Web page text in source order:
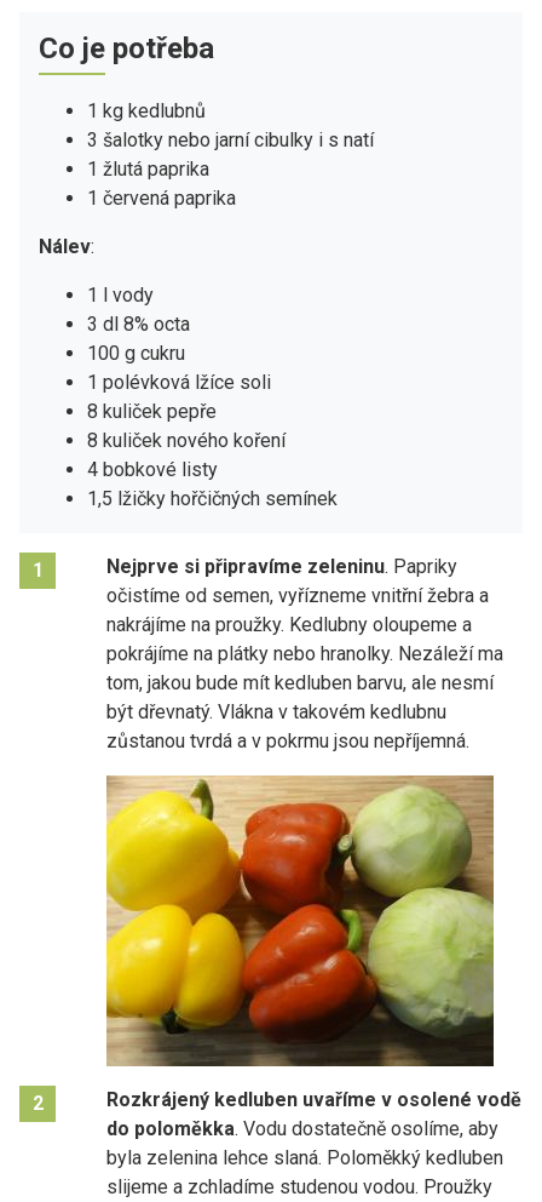
Co je potřeba
1 kg kedlubnů
3 šalotky nebo jarní cibulky i s natí
1 žlutá paprika
1 červená paprika
Nálev:
1 l vody
3 dl 8% octa
100 g cukru
1 polévková lžíce soli
8 kuliček pepře
8 kuliček nového koření
4 bobkové listy
1,5 lžičky hořčičných semínek
1 Nejprve si připravíme zeleninu. Papriky
očistíme od semen, vyřízneme vnitřní žebra a
nakrájíme na proužky. Kedlubny oloupeme a
pokrájíme na plátky nebo hranolky. Nezáleží ma
tom, jakou bude mít kedluben barvu, ale nesmí
být dřevnatý. Vlákna v takovém kedlubnu
zůstanou tvrdá a v pokrmu jsou nepříjemná.
2
Rozkrájený kedluben uvaříme v osolené vodě
do poloměkka. Vodu dostatečně osolíme, aby
byla zelenina lehce slaná. Poloměkký kedluben
slijeme a zchladíme studenou vodou. Proužky